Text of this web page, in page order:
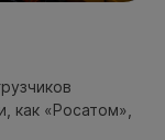
как «Росатом»,